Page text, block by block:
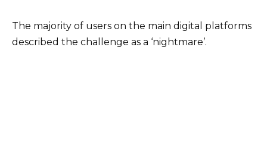
The majority of users on the main digital platforms
described the challenge as a ‘nightmare’.